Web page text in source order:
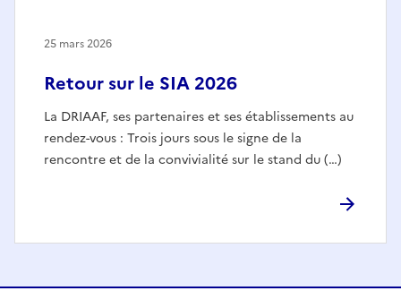
Retour sur le SIA 2026
La DRIAAF, ses partenaires et ses établissements au
rendez-vous : Trois jours sous le signe de la
rencontre et de la convivialité sur le stand du (…)
25 mars 2026